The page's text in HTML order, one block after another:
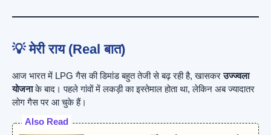
💡 मेरी राय (Real बात)
आज भारत में LPG गैस की डिमांड बहुत तेजी से बढ़ रही है, खासकरउज्ज्वला
योजनाके बाद। पहले गांवों में लकड़ी का इस्तेमाल होता था, लेकिन अब ज्यादातर
लोग गैस पर आ चुके हैं।
Also Read